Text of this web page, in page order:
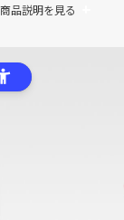
商品説明を見る